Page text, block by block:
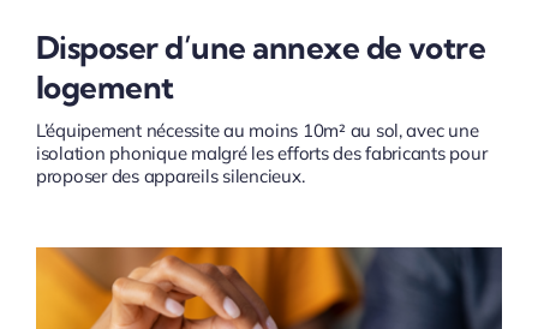
Disposer d’une annexe de votre
logement
L’équipement nécessite au moins 10m² au sol, avec une
isolation phonique malgré les efforts des fabricants pour
proposer des appareils silencieux.